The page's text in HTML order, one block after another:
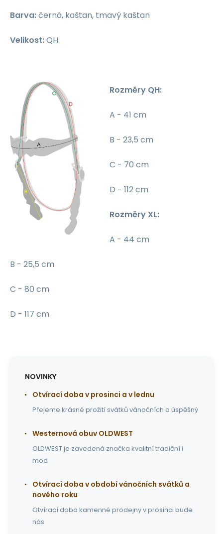
Barva:černá, kaštan, tmavý kaštan
Velikost:QH
Rozměry QH:
A - 41 cm
B - 23,5 cm
C - 70 cm
D - 112 cm
Rozměry XL:
A - 44 cm
B - 25,5 cm
C - 80 cm
D - 117 cm
NOVINKY
Otvírací doba v prosinci a v lednu
Přejeme krásné prožití svátků vánočních a úspěšný
Westernová obuv OLDWEST
OLDWEST je zavedená značka kvalitní tradiční i
mod
Otvírací doba v období vánočních svátků a
nového roku
Otvírací doba kamenné prodejny v prosinci bude
nás